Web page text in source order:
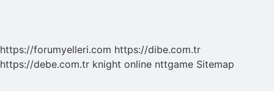
https://forumyelleri.com https://dibe.com.tr
https://debe.com.tr knight online nttgame Sitemap